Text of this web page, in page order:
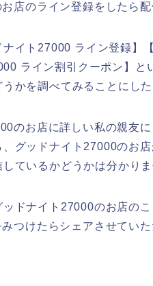
店のライン登録をしたら
イト27000 ライン登録】
ライン割引クーポン】
かを調べてみることにした
のお店に詳しい私の親友
グッドナイト27000のお
ているかどうかは分かりま
ドナイト27000のお店の
つけたらシェアさせていた